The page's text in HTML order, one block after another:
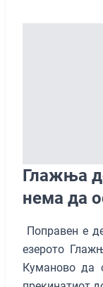
Глажња
нема да
Поправен е
езерото
Куманово да